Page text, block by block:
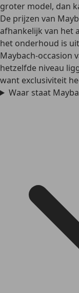
groter model, dan
De prijzen van
afhankelijk van het
het onderhoud is
Maybach-occasion
hetzelfde niveau
want exclusiviteit
Waar staat